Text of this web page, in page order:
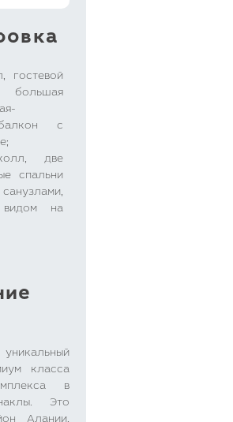
гостевой
с
две
спальни
на
класса
в
Это